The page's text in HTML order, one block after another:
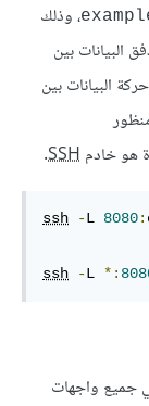
، وذلك
البيانات بين
البيانات بين
هو خادم SSH
.
ssh -L 8080:
ssh -L *:
توجيه الاتصالات إلى منفذ 8080 في جميع واجهات